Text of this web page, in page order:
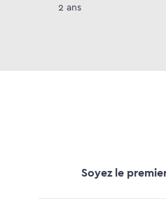
2 ans
Soyez le